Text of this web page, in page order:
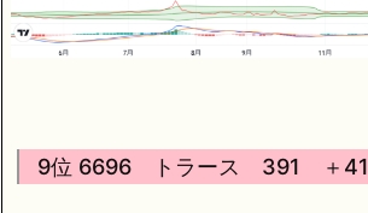
9位 6696 トラース 391 ＋41